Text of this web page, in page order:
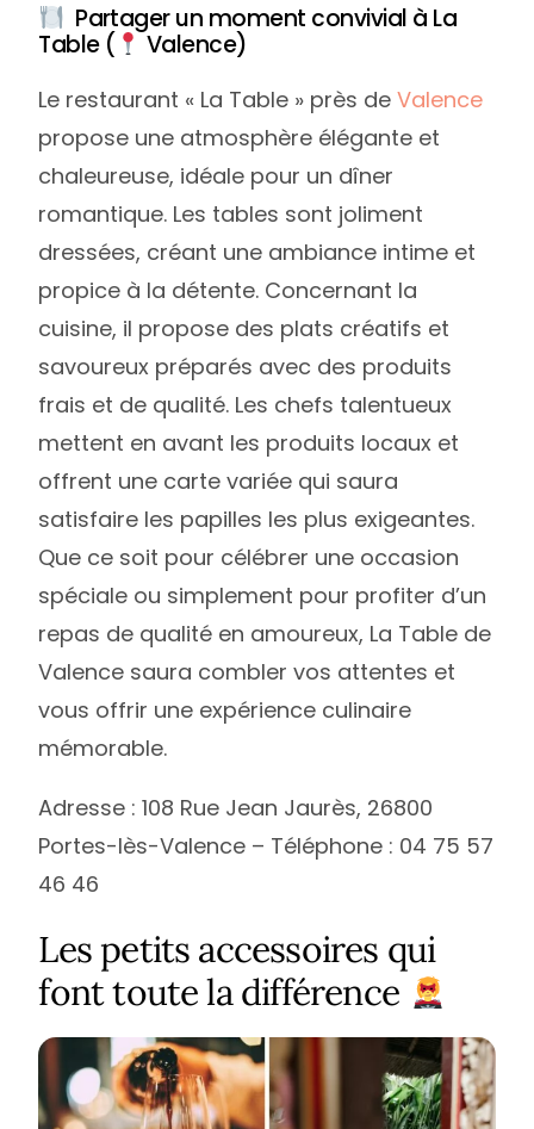
Partager un moment convivial à La
Table (
Valence)
Le restaurant « La Table » près deValence
propose une atmosphère élégante et
chaleureuse, idéale pour un dîner
romantique. Les tables sont joliment
dressées, créant une ambiance intime et
propice à la détente. Concernant la
cuisine, il propose des plats créatifs et
savoureux préparés avec des produits
frais et de qualité. Les chefs talentueux
mettent en avant les produits locaux et
offrent une carte variée qui saura
satisfaire les papilles les plus exigeantes.
Que ce soit pour célébrer une occasion
spéciale ou simplement pour profiter d’un
repas de qualité en amoureux, La Table de
Valence saura combler vos attentes et
vous offrir une expérience culinaire
mémorable.
Adresse : 108 Rue Jean Jaurès, 26800
Portes-lès-Valence – Téléphone : 04 75 57
46 46
Les petits accessoires qui
font toute la différence